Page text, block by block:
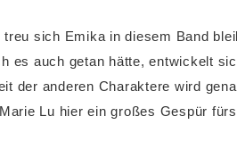
sich Emika in diesem Band
es auch getan hätte, entwickelt
der anderen Charaktere wird
Lu hier ein großes Gespür